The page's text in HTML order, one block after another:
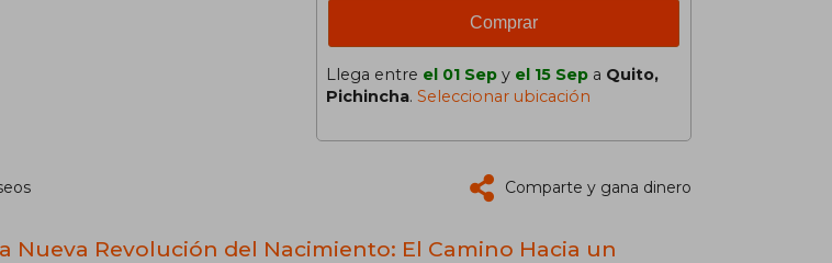
Comprar
Llega entre el 01 Sep y el 15 Sep a Quito,
Pichincha. Seleccionar ubicación
Comparte y gana dinero
Nueva Revolución del Nacimiento: El Camino Hacia un